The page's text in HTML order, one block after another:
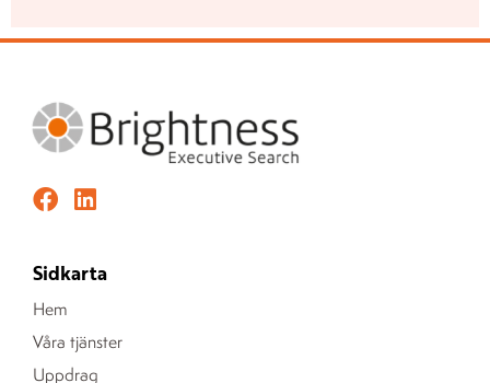
Sidkarta
Hem
Våra tjänster
Uppdrag